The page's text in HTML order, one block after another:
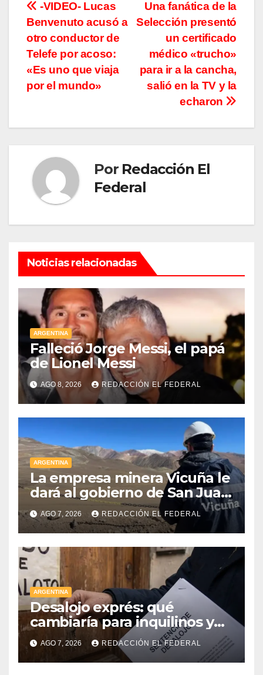
Navegación
de
entradas
Una fanática de la
Selección presentó
un certificado
médico «trucho»
para ir a la cancha,
salió en la TV y la
echaron
-VIDEO- Lucas
Benvenuto acusó a
otro conductor de
Telefe por acoso:
«Es uno que viaja
por el mundo»
Por Redacción El
Federal
Noticias relacionadas
ARGENTINA
Falleció Jorge Messi, el papá
de Lionel Messi
AGO 8, 2026 REDACCIÓN EL FEDERAL
ARGENTINA
La empresa minera Vicuña le
dará al gobierno de San Juan
U$D 250 millones cómo un
aporte extraordinario y no
reembolsable
AGO 7, 2026 REDACCIÓN EL FEDERAL
ARGENTINA
Desalojo exprés: qué
cambiaría para inquilinos y
dueños con el proyecto que
tuvo media sanción en la
Cámara alta
AGO 7, 2026 REDACCIÓN EL FEDERAL